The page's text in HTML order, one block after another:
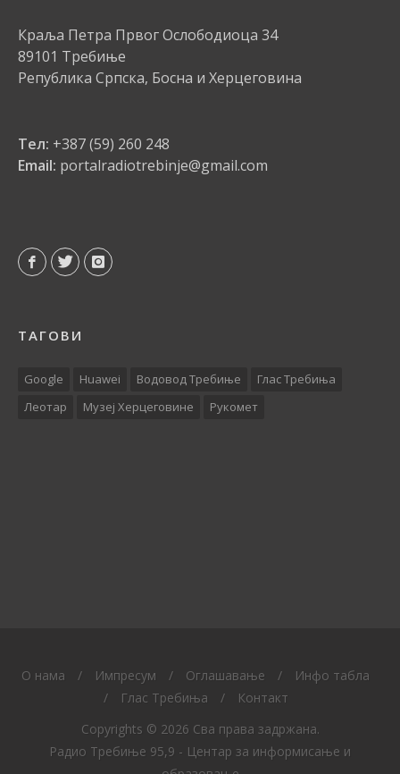
Краља Петра Првог Ослободиоца 34
89101 Требиње
Република Српска, Босна и Херцеговина
Тел: +387 (59) 260 248
Email: portalradiotrebinje@gmail.com
ТАГОВИ
Google Huawei Водовод Требиње
Глас Требиња
Леотар
Музеј Херцеговине Рукомет
O нама / Импресум / Оглашавање /
Инфо табла
/
Глас Требиња /
Контакт
Copyrights © 2026 Сва права задржана.
Радио Требиње 95,9 - Центар за информисање и